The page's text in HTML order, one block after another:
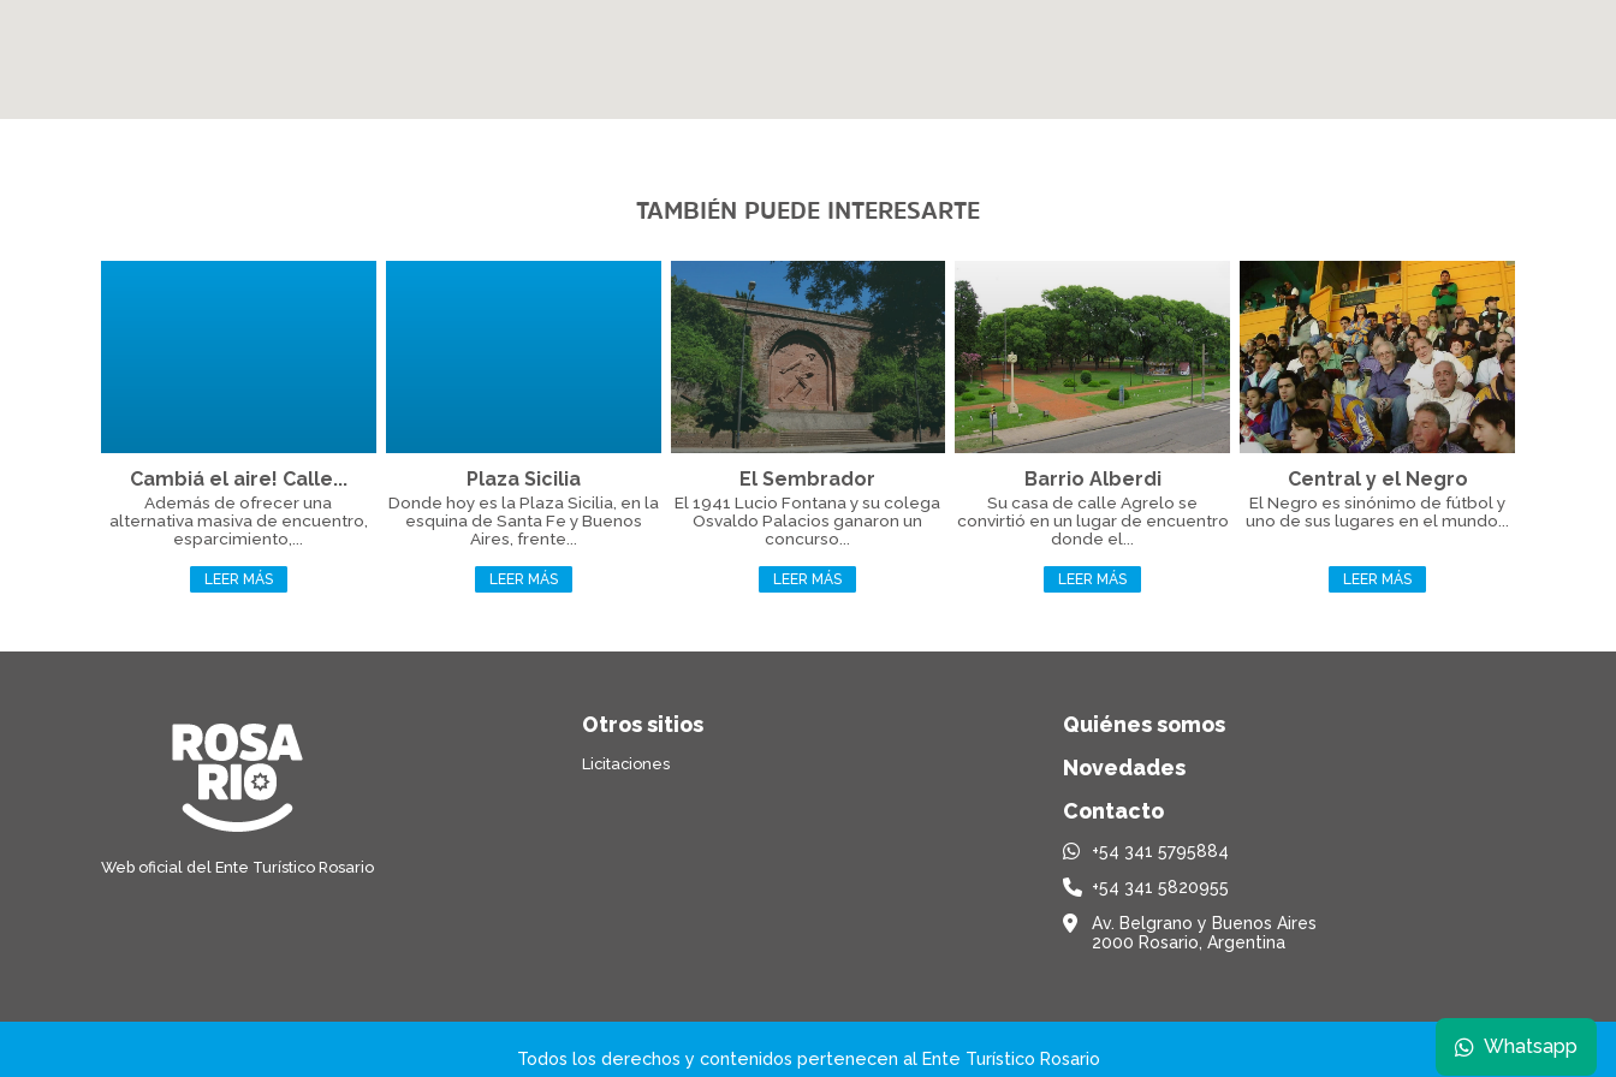
TAMBIÉN PUEDE INTERESARTE
Cambiá el aire! Calle...
Además de ofrecer una
alternativa masiva de encuentro,
esparcimiento,...
LEER MÁS
Plaza Sicilia
Donde hoy es la Plaza Sicilia, en la
esquina de Santa Fe y Buenos
Aires, frente...
LEER MÁS
El Sembrador
El 1941 Lucio Fontana y su colega
Osvaldo Palacios ganaron un
concurso...
LEER MÁS
Barrio Alberdi
Su casa de calle Agrelo se
convirtió en un lugar de encuentro
donde el...
LEER MÁS
Central y el Negro
El Negro es sinónimo de fútbol y
uno de sus lugares en el mundo...
LEER MÁS
Whatsapp
Web oficial del Ente Turístico Rosario
Otros sitios
Licitaciones
Quiénes somos
Novedades
Contacto
+54 341 5795884
+54 341 5820955
Av. Belgrano y Buenos Aires
2000 Rosario, Argentina
Todos los derechos y contenidos pertenecen al Ente Turístico Rosario